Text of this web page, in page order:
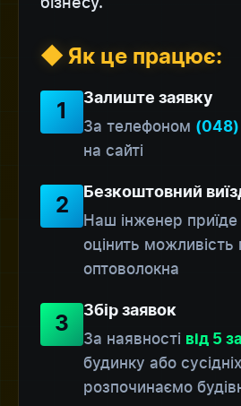
◆ Як це працює:
1
Залиште заявку
За телефоном
на сайті
2
Безкоштовний
Наш інженер приїде
оцінить можливість
оптоволокна
3
Збір заявок
За наявності від 5
будинку або
розпочинаємо